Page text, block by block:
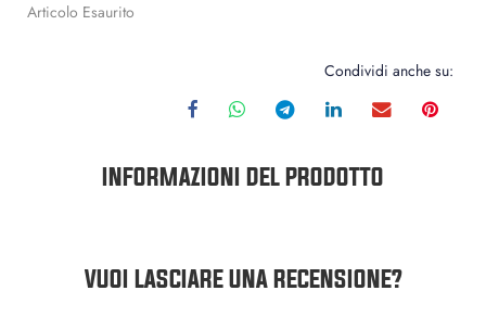
Articolo Esaurito
Condividi anche su:
INFORMAZIONI DEL PRODOTTO
VUOI LASCIARE UNA RECENSIONE?